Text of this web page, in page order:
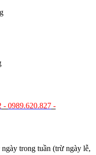
- 0989.620.827 -
trong tuần (trừ ngày lễ,